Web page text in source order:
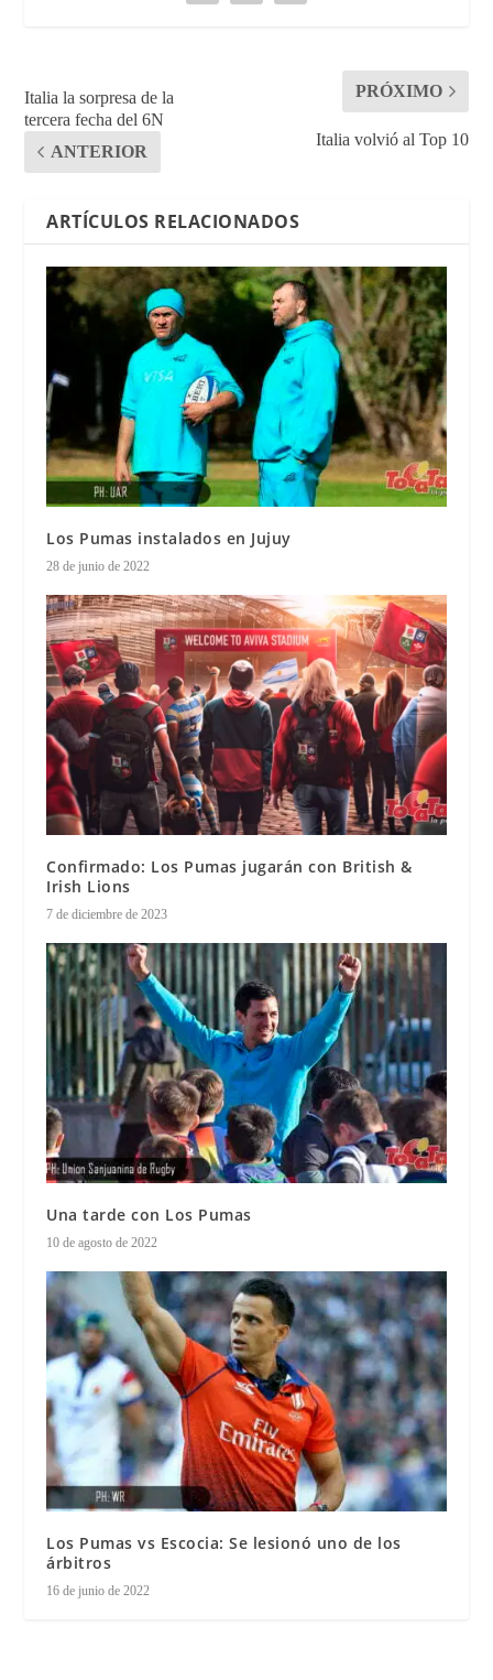
Italia la sorpresa de la
tercera fecha del 6N
ANTERIOR
PRÓXIMO
Italia volvió al Top 10
ARTÍCULOS RELACIONADOS
Los Pumas instalados en Jujuy
28 de junio de 2022
Confirmado: Los Pumas jugarán con British &
Irish Lions
7 de diciembre de 2023
Una tarde con Los Pumas
10 de agosto de 2022
Los Pumas vs Escocia: Se lesionó uno de los
árbitros
16 de junio de 2022